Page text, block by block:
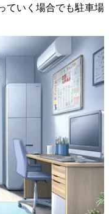
ていく場合でも駐車場